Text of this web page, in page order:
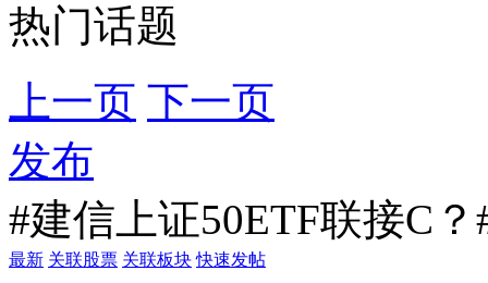
热门话题
上一页 下一页
发布
#建信上证50ETF联接C？
最新 关联股票 关联板块 快速发帖